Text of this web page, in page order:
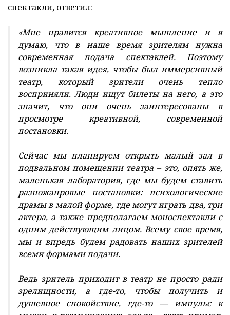
спектакли, ответил:
«Мне нравится креативное мышление и я
думаю, что в наше время зрителям нужна
современная подача спектаклей. Поэтому
возникла такая идея, чтобы был иммерсивный
театр, который зрители очень тепло
восприняли. Люди ищут билеты на него, а это
значит, что они очень заинтересованы в
просмотре креативной, современной
постановки.
Сейчас мы планируем открыть малый зал в
подвальном помещении театра – это, опять же,
маленькая лаборатория, где мы будем ставить
разножанровые постановки: психологические
драмы в малой форме, где могут играть два, три
актера, а также предполагаем моноспектакли с
одним действующим лицом. Всему свое время,
мы и впредь будем радовать наших зрителей
всеми формами подачи.
Ведь зритель приходит в театр не просто ради
зрелищности, а где-то, чтобы получить и
душевное спокойствие, где-то — импульс к